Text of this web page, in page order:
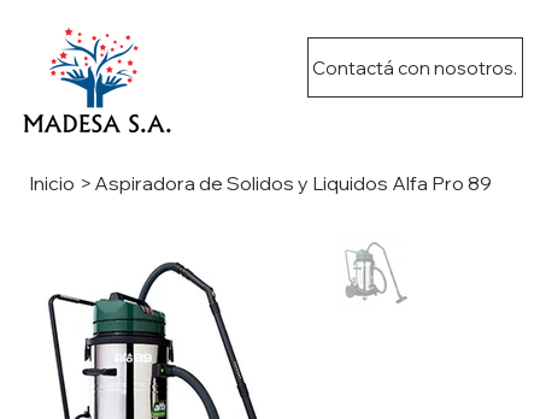
Contactá con nosotros.
Inicio > Aspiradora de Solidos y Liquidos Alfa Pro 89